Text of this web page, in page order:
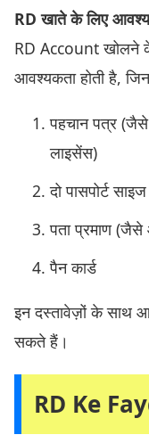
RD खाते के लिए
RD Account खोलने
आवश्यकता होती है,
पहचान पत्र (जैसे
लाइसेंस)
दो पासपोर्ट
पता प्रमाण (जैसे
पैन कार्ड
इन दस्तावेज़ों के साथ
सकते हैं।
RD Ke